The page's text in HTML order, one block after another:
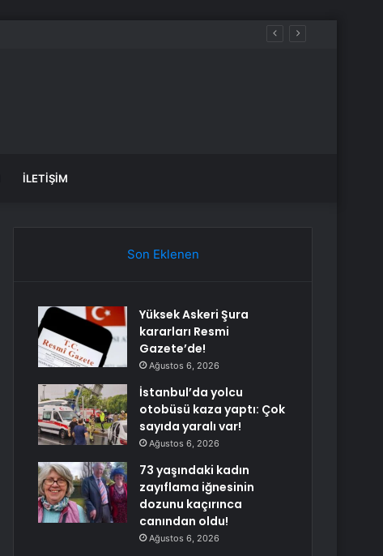
İLETIŞIM
Son Eklenen
Yüksek Askeri Şura
kararları Resmi
Gazete’de!
Ağustos 6, 2026
İstanbul’da yolcu
otobüsü kaza yaptı: Çok
sayıda yaralı var!
Ağustos 6, 2026
73 yaşındaki kadın
zayıflama iğnesinin
dozunu kaçırınca
canından oldu!
Ağustos 6, 2026